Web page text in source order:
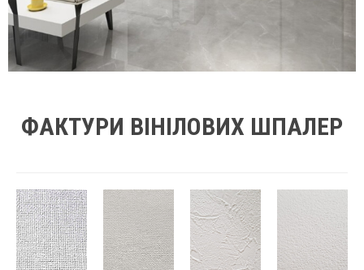
ФАКТУРИ ВІНІЛОВИХ ШПАЛЕР